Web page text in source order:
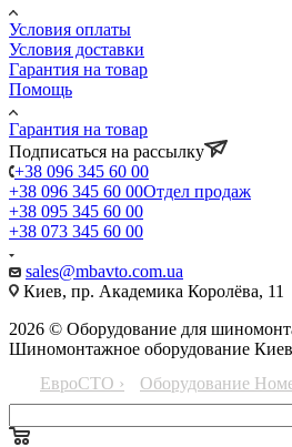
Условия оплаты
Условия доставки
Гарантия на товар
Помощь
Гарантия на товар
Подписаться на рассылку
+38 096 345 60 00
+38 096 345 60 00Отдел продаж
+38 095 345 60 00
+38 073 345 60 00
sales@mbavto.com.ua
Киев, пр. Академика Королёва, 11
2026 © Оборудование для
Шиномонтажное оборудование Киев
ЕвроСТО ›
Оборудование